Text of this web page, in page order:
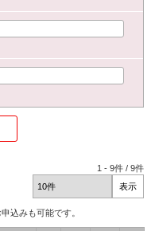
1 -9件 /9件
込みも可能です。